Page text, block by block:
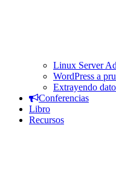
Linux Server
WordPress a
Extrayendo
Conferencias
Libro
Recursos